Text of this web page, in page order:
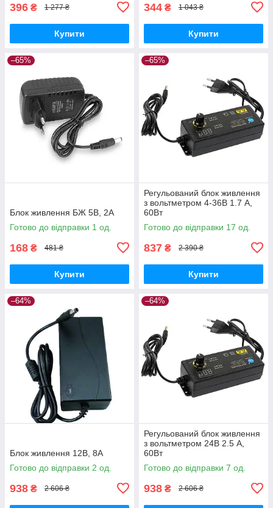
396 ₴ 1 277 ₴
Купити
344 ₴ 1 043 ₴
Купити
–65%
Блок живлення БЖ 5В, 2А
Готово до відправки 1 од.
168 ₴ 481 ₴
Купити
–65%
Регульований блок живлення
з вольтметром 4-36В 1.7 A,
60Вт
Готово до відправки 17 од.
837 ₴ 2 390 ₴
Купити
–64%
Блок живлення 12В, 8А
Готово до відправки 2 од.
938 ₴ 2 606 ₴
–64%
Регульований блок живлення
з вольтметром 24В 2.5 A,
60Вт
Готово до відправки 7 од.
938 ₴ 2 606 ₴